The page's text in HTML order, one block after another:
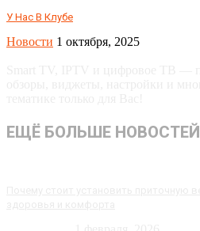
У Нас В Клубе
Новости 1 октября, 2025
ЕЩЁ БОЛЬШЕ НОВОСТЕЙ